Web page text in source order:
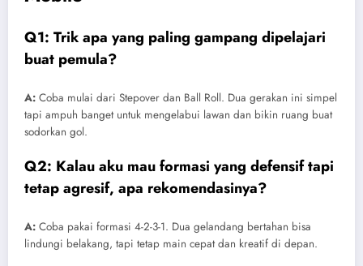
Q1: Trik apa yang paling gampang dipelajari
buat pemula?
A: Coba mulai dari Stepover dan Ball Roll. Dua gerakan ini simpel
tapi ampuh banget untuk mengelabui lawan dan bikin ruang buat
sodorkan gol.
Q2: Kalau aku mau formasi yang defensif tapi
tetap agresif, apa rekomendasinya?
A: Coba pakai formasi 4-2-3-1. Dua gelandang bertahan bisa
lindungi belakang, tapi tetap main cepat dan kreatif di depan.